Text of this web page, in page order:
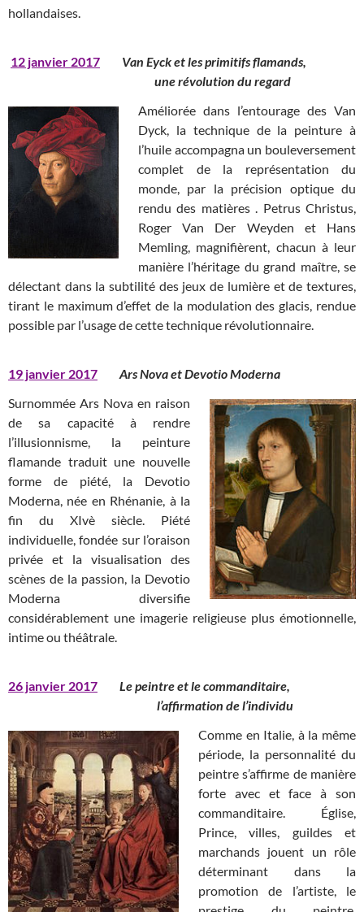
hollandaises.
12 janvier 2017
Van Eyck et les primitifs flamands,
une révolution du regard
Améliorée dans l’entourage des Van
Dyck, la technique de la peinture à
l’huile accompagna un bouleversement
complet de la représentation du
monde, par la précision optique du
rendu des matières . Petrus Christus,
Roger Van Der Weyden et Hans
Memling, magnifièrent, chacun à leur
manière l’héritage du grand maître, se
délectant dans la subtilité des jeux de lumière et de textures,
tirant le maximum d’effet de la modulation des glacis, rendue
possible par l’usage de cette technique révolutionnaire.
19 janvier 2017
Ars Nova et Devotio Moderna
Surnommée Ars Nova en raison
de sa capacité à rendre
l’illusionnisme, la peinture
flamande traduit une nouvelle
forme de piété, la Devotio
Moderna, née en Rhénanie, à la
fin du XIvè siècle. Piété
individuelle, fondée sur l’oraison
privée et la visualisation des
scènes de la passion, la Devotio
Moderna diversifie
considérablement une imagerie religieuse plus émotionnelle,
intime ou théâtrale.
26 janvier 2017
Le peintre et le commanditaire,
l’affirmation de l’individu
Comme en Italie, à la même
période, la personnalité du
peintre s’affirme de manière
forte avec et face à son
commanditaire. Église,
Prince, villes, guildes et
marchands jouent un rôle
déterminant dans la
promotion de l’artiste, le